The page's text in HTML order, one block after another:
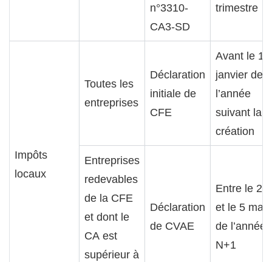
n°3310-
CA3-SD
trimestre
Impôts
locaux
Toutes les
entreprises
Déclaration
initiale de
CFE
Avant le
janvier de
l’année
suivant la
création
Entreprises
redevables
de la CFE
et dont le
CA est
supérieur à
Déclaration
de CVAE
Entre le 2
et le 5 mai
de l’année
N+1